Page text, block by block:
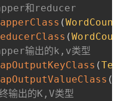
和reducer
(
(
输出的k,v类型
(
(
输出的K,V类型